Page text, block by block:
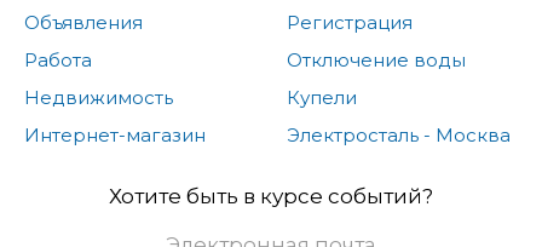
Объявления
Работа
Недвижимость
Интернет-магазин
Регистрация
Отключение воды
Купели
Электросталь - Москва
Хотите быть в курсе событий?